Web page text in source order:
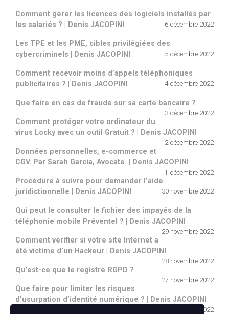
Comment gérer les licences des logiciels installés par
les salariés ? | Denis JACOPINI
6 décembre 2022
Les TPE et les PME, cibles privilégiées des
cybercriminels | Denis JACOPINI
5 décembre 2022
Comment recevoir moins d’appels téléphoniques
publicitaires ? | Denis JACOPINI
4 décembre 2022
Que faire en cas de fraude sur sa carte bancaire ?
3 décembre 2022
Comment protéger votre ordinateur du
virus Locky avec un outil Gratuit ? | Denis JACOPINI
2 décembre 2022
Données personnelles, e-commerce et
CGV. Par Sarah Garcia, Avocate. | Denis JACOPINI
1 décembre 2022
Procédure à suivre pour demander l’aide
juridictionnelle | Denis JACOPINI
30 novembre 2022
Qui peut le consulter le fichier des impayés de la
téléphonie mobile Préventel ? | Denis JACOPINI
29 novembre 2022
Comment vérifier si votre site Internet a
été victime d’un Hackeur | Denis JACOPINI
28 novembre 2022
Qu’est-ce que le registre RGPD ?
27 novembre 2022
Que faire pour limiter les risques
d’usurpation d’identité numérique ? | Denis JACOPINI
26 novembre 2022